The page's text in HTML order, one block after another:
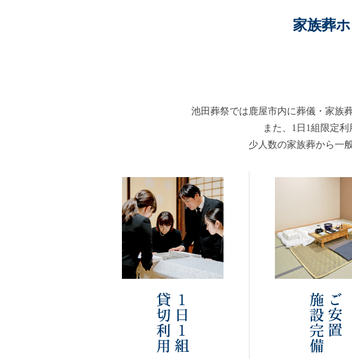
家族葬
池田葬祭では鹿屋市内に葬儀・家族
また、1日1組限定
少人数の家族葬から一